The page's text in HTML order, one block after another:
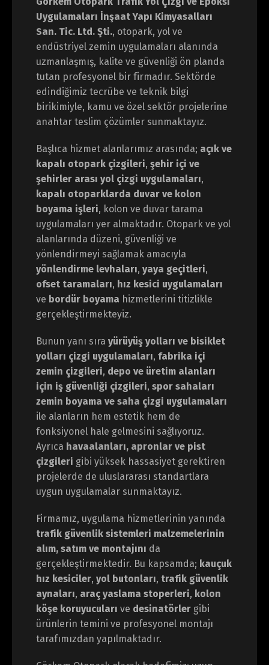
Uygulamaları İnşaat Yapı Kimyasalları
San. Tic. Ltd. Şti., otopark, yol ve
endüstriyel zemin uygulamaları alanında
uzmanlaşmış, kalite ve güvenliği ön planda
tutan profesyonel bir firmadır. Sektörde
edindiğimiz tecrübe ve teknik bilgi
birikimiyle, kamu ve özel sektör projelerine
anahtar teslim çözümler sunmaktayız.
Başlıca hizmet alanlarımız arasında; açık ve
kapalı otopark çizgileri, şehir içi ve
şehirler arası yol çizgi uygulamaları,
kapalı otoparklarda duvar ve kolon
boyama işleri, kolon ve duvar tarama
uygulamaları yer almaktadır. Otopark ve yol
alanlarında düzeni, güvenliği ve
yönlendirmeyi sağlamak amacıyla
yönlendirme levhaları, yaya geçitleri,
ofset taramaları, hız kesici uygulamaları
ve bordür boyama hizmetlerini titizlikle
gerçekleştirmekteyiz.
Bunun yanı sıra yürüyüş yolları ve bisiklet
yolları çizgi uygulamaları, fabrika içi
zemin çizgileri, depo ve üretim alanları
için iş güvenliği çizgileri, spor sahaları
zemin boyama ve saha çizgi uygulamaları
ile alanların hem estetik hem de
fonksiyonel hale gelmesini sağlıyoruz.
Ayrıca havaalanları, apronlar ve pist
çizgileri gibi yüksek hassasiyet gerektiren
projelerde de uluslararası standartlara
uygun uygulamalar sunmaktayız.
Firmamız, uygulama hizmetlerinin yanında
trafik güvenlik sistemleri malzemelerinin
alım, satım ve montajını da
gerçekleştirmektedir. Bu kapsamda; kauçuk
hız kesiciler, yol butonları, trafik güvenlik
aynaları, araç yaslama stoperleri, kolon
köşe koruyucuları ve desinatörler gibi
ürünlerin temini ve profesyonel montajı
tarafımızdan yapılmaktadır.